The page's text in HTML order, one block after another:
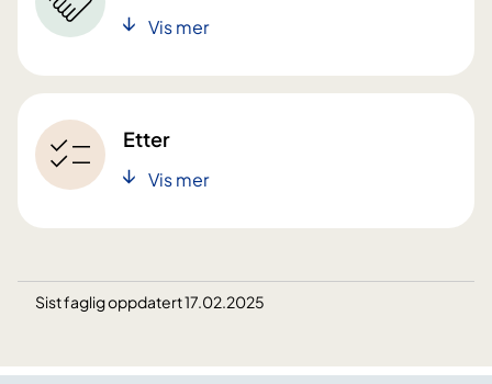
Vis mer
Etter
Vis mer
Sist faglig oppdatert 17.02.2025